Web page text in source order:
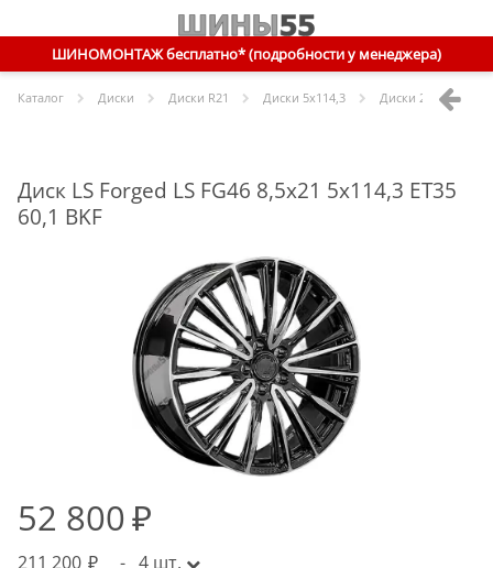
ШИНОМОНТАЖ бесплатно* (подробности у менеджера)
Каталог Диски Диски R21 Диски 5x114,3 Диски 21 5x114,3
Диск LS Forged LS FG46 8,5x21 5x114,3 ET35
60,1 BKF
52 800
211 200 - 4 шт.